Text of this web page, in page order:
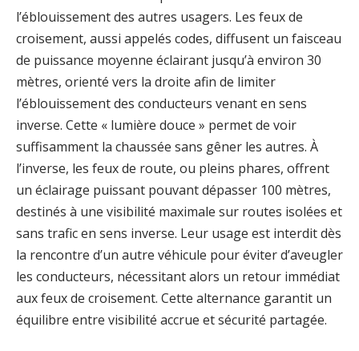
l’éblouissement des autres usagers. Les feux de
croisement, aussi appelés codes, diffusent un faisceau
de puissance moyenne éclairant jusqu’à environ 30
mètres, orienté vers la droite afin de limiter
l’éblouissement des conducteurs venant en sens
inverse. Cette « lumière douce » permet de voir
suffisamment la chaussée sans gêner les autres. À
l’inverse, les feux de route, ou pleins phares, offrent
un éclairage puissant pouvant dépasser 100 mètres,
destinés à une visibilité maximale sur routes isolées et
sans trafic en sens inverse. Leur usage est interdit dès
la rencontre d’un autre véhicule pour éviter d’aveugler
les conducteurs, nécessitant alors un retour immédiat
aux feux de croisement. Cette alternance garantit un
équilibre entre visibilité accrue et sécurité partagée.